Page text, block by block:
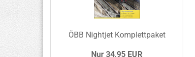
ÖBB Nightjet Komplettpaket
Nur 34,95 EUR